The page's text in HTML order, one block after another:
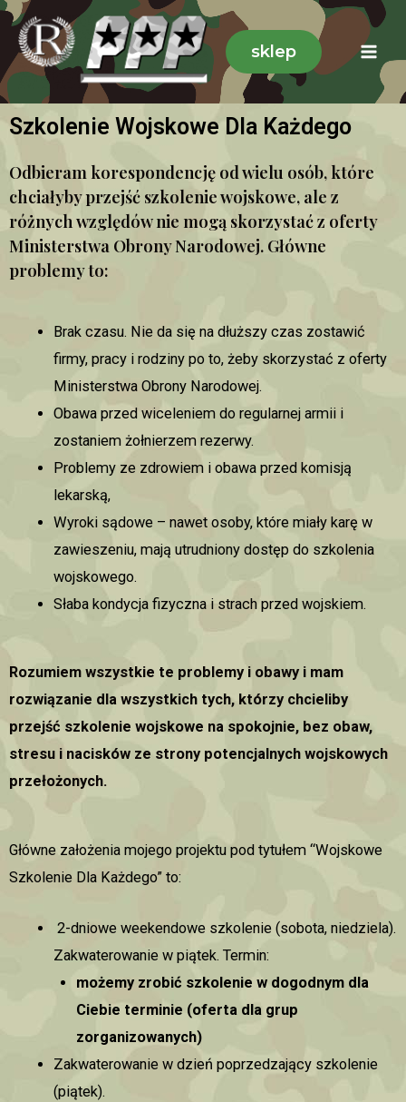
sklep
Szkolenie Wojskowe Dla Każdego
Odbieram korespondencję od wielu osób, które
chciałyby przejść szkolenie wojskowe, ale z
różnych względów nie mogą skorzystać z oferty
Ministerstwa Obrony Narodowej. Główne
problemy to:
Brak czasu. Nie da się na dłuższy czas zostawić
firmy, pracy i rodziny po to, żeby skorzystać z oferty
Ministerstwa Obrony Narodowej.
Obawa przed wiceleniem do regularnej armii i
zostaniem żołnierzem rezerwy.
Problemy ze zdrowiem i obawa przed komisją
lekarską,
Wyroki sądowe – nawet osoby, które miały karę w
zawieszeniu, mają utrudniony dostęp do szkolenia
wojskowego.
Słaba kondycja fizyczna i strach przed wojskiem.
Rozumiem wszystkie te problemy i obawy i mam
rozwiązanie dla wszystkich tych, którzy chcieliby
przejść szkolenie wojskowe na spokojnie, bez obaw,
stresu i nacisków ze strony potencjalnych wojskowych
przełożonych.
Główne założenia mojego projektu pod tytułem “Wojskowe
Szkolenie Dla Każdego” to:
2-dniowe weekendowe szkolenie (sobota, niedziela).
Zakwaterowanie w piątek. Termin:
możemy zrobić szkolenie w dogodnym dla
Ciebie terminie (oferta dla grup
zorganizowanych)
Zakwaterowanie w dzień poprzedzający szkolenie
(piątek).